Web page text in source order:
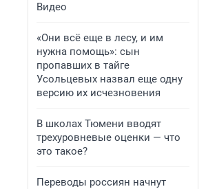
Видео
«Они всё еще в лесу, и им
нужна помощь»: сын
пропавших в тайге
Усольцевых назвал еще одну
версию их исчезновения
В школах Тюмени вводят
трехуровневые оценки — что
это такое?
Переводы россиян начнут